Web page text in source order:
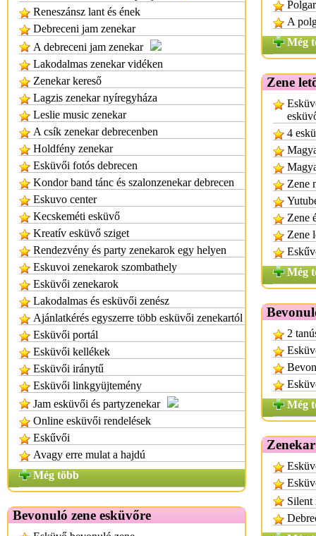
Reneszánsz lant és ének
Debreceni jam zenekar
A debreceni jam zenekar
Lakodalmas zenekar vidéken
Zenekar kereső
Lagzis zenekar nyíregyháza
Leslie music zenekar
A csík zenekar debrecenben
Holdfény zenekar
Esküvői fotós debrecen
Kondor band tánc és szalonzenekar debrecen
Eskuvo center
Kecskeméti esküvő
Kreatív esküvő sziget
Rendezvény és party zenekarok egy helyen
Eskuvoi zenekarok szombathely
Esküvői zenekarok
Lakodalmas és esküvői zenész
Ajánlatkérés egyszerre több esküvői zenekartól
Esküvői portál
Esküvői kellékek
Esküvői iránytű
Esküvői linkgyüjtemény
Jam esküvői és partyzenekar
Online esküvői rendelések
Eskűvői
Avagy erre mulat a hajdú
Még több
Bevonuló zene esküvőre
A
Még
Zene
4
Zene
Zene
Zene
Még
2
Még
Silent